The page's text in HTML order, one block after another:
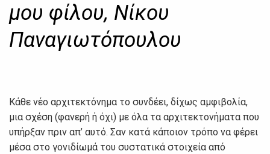
μου φίλου, Νίκου
Παναγιωτόπουλου
Κάθε νέο αρχιτεκτόνημα το συνδέει, δίχως αμφιβολία,
μια σχέση (φανερή ή όχι) με όλα τα αρχιτεκτονήματα που
υπήρξαν πριν απ’ αυτό. Σαν κατά κάποιον τρόπο να φέρει
μέσα στο γονιδίωμά του συστατικά στοιχεία από